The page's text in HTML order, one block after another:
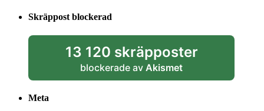
Skräppost blockerad
13 120 skräpposter
blockerade av Akismet
Meta